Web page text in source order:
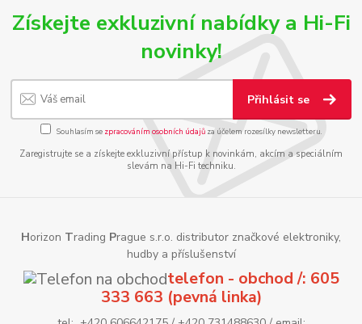
Získejte exkluzivní nabídky a Hi-Fi
novinky!
Přihlásit se
Souhlasím se zpracováním osobních údajůza účelem rozesílky newsletteru.
Zaregistrujte se a získejte exkluzivní přístup k novinkám, akcím a speciálním
slevám na Hi-Fi techniku.
Horizon Trading Prague s.r.o. distributor značkové elektroniky,
hudby a příslušenství
telefon - obchod /: 605
333 663 (pevná linka)